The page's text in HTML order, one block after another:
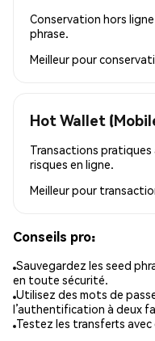
Conservation hors
phrase.
Meilleur pour
Hot Wallet
Transactions pratiques
risques en ligne.
Meilleur pour
Conseils pro:
Sauvegardez les seed
en toute sécurité.
Utilisez des mots de
l’authentification à deux
Testez les transferts